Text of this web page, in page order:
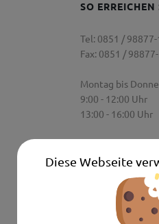
Diese Webseite
SO ERREICHEN
Tel: 0851 / 98877-
Fax: 0851 /
Montag bis
9:00 - 12:00 Uhr
13:00 - 16:00 Uhr
9:00 Uhr - 12:00
Senden Sie uns
info@autoshop-